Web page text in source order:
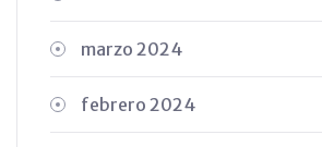
marzo 2024
febrero 2024